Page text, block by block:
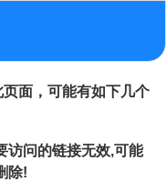
面，可能有如下几个
访问的链接无效,可能
除!